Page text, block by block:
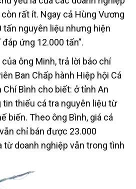
rất ít. Ngay cả Hùng Vương
tấn nguyên liệu nhưng hiện
ứng 12.000 tấn”.
ông Minh, trả lời báo chí
Ban Chấp hành Hiệp hội Cá
Bình cho biết: ở tỉnh An
tin thiếu cá tra nguyên liệu từ
biến. Theo ông Bình, giá cá
chỉ bán được 23.000
doanh nghiệp vẫn trong tình